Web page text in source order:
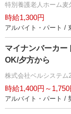
特別養護老人ホーム麦
時給1,300円
アルバイト・パート /
マイナンバーカー
OK/夕方から
株式会社ベルシステム
時給1,400円～1,750
アルバイト・パート /